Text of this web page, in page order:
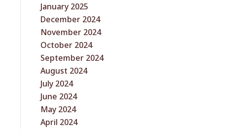
January 2025
December 2024
November 2024
October 2024
September 2024
August 2024
July 2024
June 2024
May 2024
April 2024